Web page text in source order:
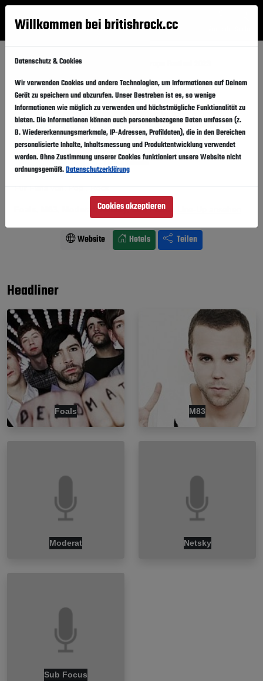
Menü
Startseite Festivals
Grape Festival 2023 Folgen
Slowakei, Piestany, Festivalgelände
Freitag,11.08.2023-Samstag,12.08.2023
Vergangener Event
Für Fans von: Pop . Rock
Foals, M83, Moderat, Netsky, Sub Focus
Website Hotels Teilen
Headliner
Foals M83
Moderat Netsky
Sub Focus
Willkommen bei britishrock.cc
Datenschutz & Cookies
Wir verwenden Cookies und andere Technologien, um Informationen auf Deinem
Gerät zu speichern und abzurufen. Unser Bestreben ist es, so wenige
Informationen wie möglich zu verwenden und höchstmögliche Funktionalität zu
bieten. Die Informationen können auch personenbezogene Daten umfassen (z.
B. Wiedererkennungsmerkmale, IP-Adressen, Profildaten), die in den Bereichen
personalisierte Inhalte, Inhaltsmessung und Produktentwicklung verwendet
werden. Ohne Zustimmung unserer Cookies funktioniert unsere Website nicht
ordnungsgemäß.Datenschutzerklärung
Cookies akzeptieren